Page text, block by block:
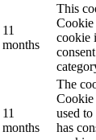
11
months
This
Cookie
cookie
11
months
The
Cookie
used
has